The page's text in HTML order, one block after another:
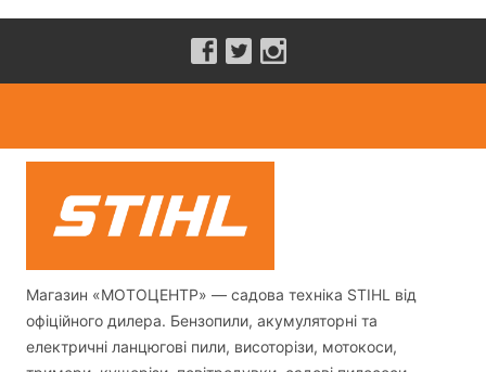
Магазин «МОТОЦЕНТР» — садова техніка STIHL від
офіційного дилера. Бензопили, акумуляторні та
електричні ланцюгові пили, висоторізи, мотокоси,